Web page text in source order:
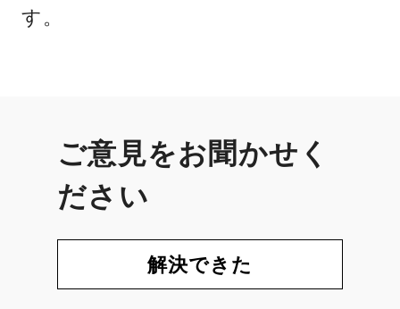
す。
ご意見をお聞かせく
ださい
解決できた